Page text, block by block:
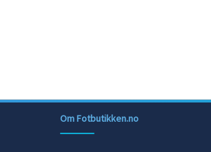
Om Fotbutikken.no